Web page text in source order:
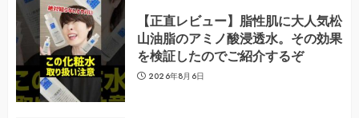
【正直レビュー】脂性肌に大人気松
山油脂のアミノ酸浸透水。その効果
を検証したのでご紹介するぞ
2026年8月6日